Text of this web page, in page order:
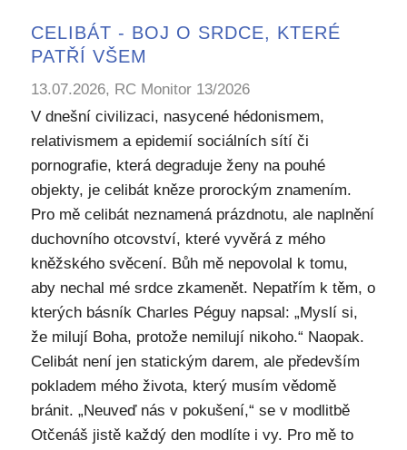
CELIBÁT - BOJ O SRDCE, KTERÉ
PATŘÍ VŠEM
13.07.2026, RC Monitor 13/2026
V dnešní civilizaci, nasycené hédonismem,
relativismem a epidemií sociálních sítí či
pornografie, která degraduje ženy na pouhé
objekty, je celibát kněze prorockým znamením.
Pro mě celibát neznamená prázdnotu, ale naplnění
duchovního otcovství, které vyvěrá z mého
kněžského svěcení. Bůh mě nepovolal k tomu,
aby nechal mé srdce zkamenět. Nepatřím k těm, o
kterých básník Charles Péguy napsal: „Myslí si,
že milují Boha, protože nemilují nikoho.“ Naopak.
Celibát není jen statickým darem, ale především
pokladem mého života, který musím vědomě
bránit. „Neuveď nás v pokušení,“ se v modlitbě
Otčenáš jistě každý den modlíte i vy. Pro mě to